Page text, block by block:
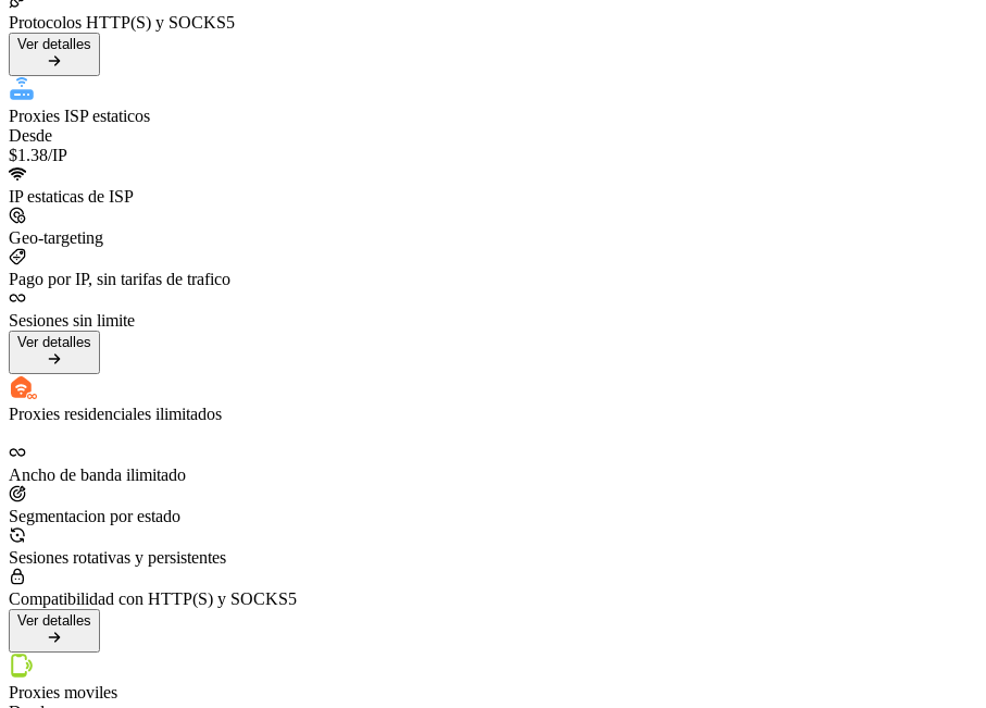
Protocolos HTTP(S) y SOCKS5
Ver detalles
Proxies ISP estaticos
Desde
$1.38/IP
IP estaticas de ISP
Geo-targeting
Pago por IP, sin tarifas de trafico
Sesiones sin limite
Ver detalles
Proxies residenciales ilimitados
Ancho de banda ilimitado
Segmentacion por estado
Sesiones rotativas y persistentes
Compatibilidad con HTTP(S) y SOCKS5
Ver detalles
Proxies moviles